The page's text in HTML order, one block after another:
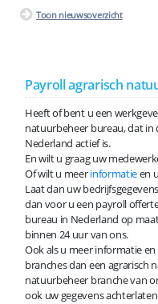
Toon nieuwsoverzicht
Payroll agrarisch
Heeft of bent u een
natuurbeheer bureau, dat in
Nederland actief is.
En wilt u graag uw
Of wilt u meerinformatieen
Laat dan uw
dan voor u een payroll
bureau in Nederland op
binnen 24 uur van ons.
Ook als u meer informatie
branches dan een agrarisch
natuurbeheer branche van
ook uw gegevens